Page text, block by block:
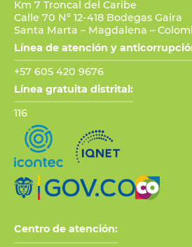
Km 7 Troncal del Caribe
Calle 70 N° 12-418 Bodegas Gaira
Santa Marta – Magdalena –
Línea de atención y
+57 605 420 9676
Línea gratuita distrital:
116
Centro de atención: